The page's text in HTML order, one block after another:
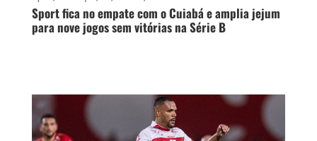
Sport fica no empate com o Cuiabá e amplia jejum
para nove jogos sem vitórias na Série B